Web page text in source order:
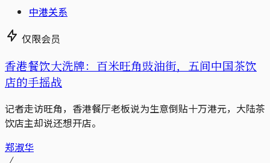
中港关系
仅限会员
香港餐饮大洗牌：百米旺角豉油街，五间中国茶饮
店的手摇战
记者走访旺角，香港餐厅老板说为生意倒贴十万港元，大陆茶
饮店主却说还想开店。
郑淑华